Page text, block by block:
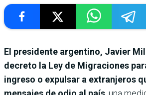
El presidente argentino, Javier
decreto la Ley de Migraciones
ingreso o expulsar a extranjeros